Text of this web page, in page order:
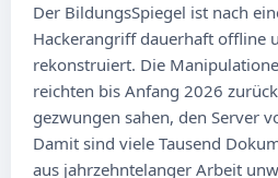
Der BildungsSpiegel ist nach
Hackerangriff dauerhaft offline
rekonstruiert. Die
reichten bis Anfang 2026
gezwungen sahen, den Server
Damit sind viele Tausend
aus jahrzehntelanger Arbeit